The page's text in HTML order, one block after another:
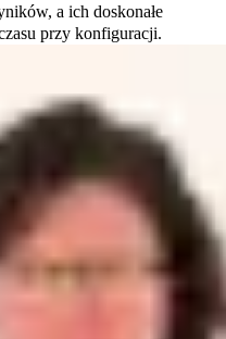
a ich doskonałe
przy konfiguracji.